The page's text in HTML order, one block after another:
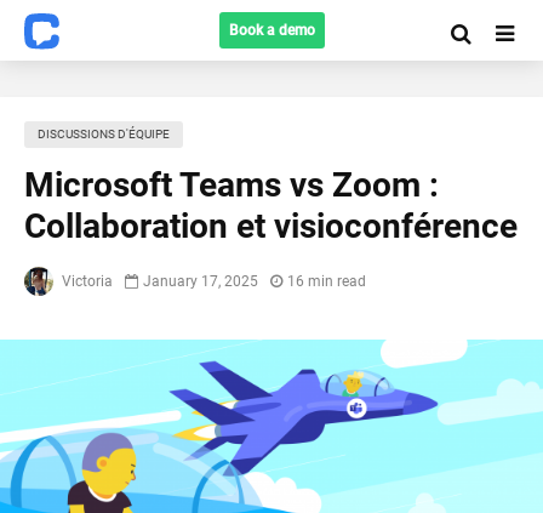
Book a demo
DISCUSSIONS D'ÉQUIPE
Microsoft Teams vs Zoom :
Collaboration et visioconférence
Victoria January 17, 2025 16 min read